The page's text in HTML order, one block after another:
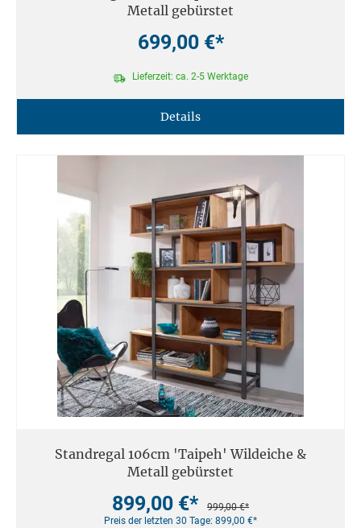
Metall gebürstet
699,00 €*
Lieferzeit: ca. 2-5 Werktage
Details
Standregal 106cm 'Taipeh' Wildeiche &
Metall gebürstet
899,00 €*
999,00 €*
Preis der letzten 30 Tage: 899,00 €*